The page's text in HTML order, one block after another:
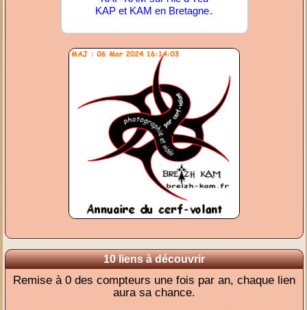
KAP et KAM en Bretagne.
10 liens à découvrir
Remise à 0 des compteurs une fois par an, chaque lien
aura sa chance.